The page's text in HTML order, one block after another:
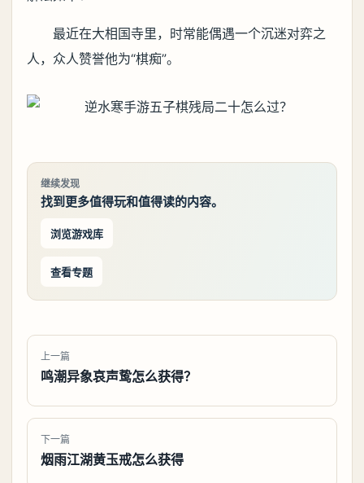
最近在大相国寺里，时常能偶遇一个沉迷对弈之
人，众人赞誉他为“棋痴”。
继续发现
找到更多值得玩和值得读的内容。
浏览游戏库
查看专题
上一篇
鸣潮异象哀声鸷怎么获得？
下一篇
烟雨江湖黄玉戒怎么获得